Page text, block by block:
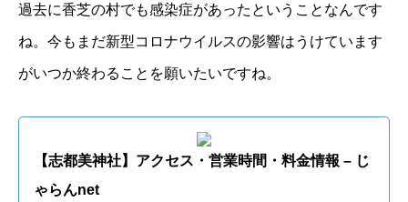
過去に香芝の村でも感染症があったということなんです
ね。今もまだ新型コロナウイルスの影響はうけています
がいつか終わることを願いたいですね。
【志都美神社】アクセス・営業時間・料金情報 – じ
ゃらんnet